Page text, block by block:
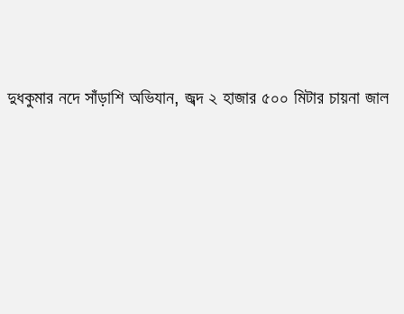
দুধকুমার নদে সাঁড়াশি অভিযান, জব্দ ২ হাজার ৫০০ মিটার চায়না জাল